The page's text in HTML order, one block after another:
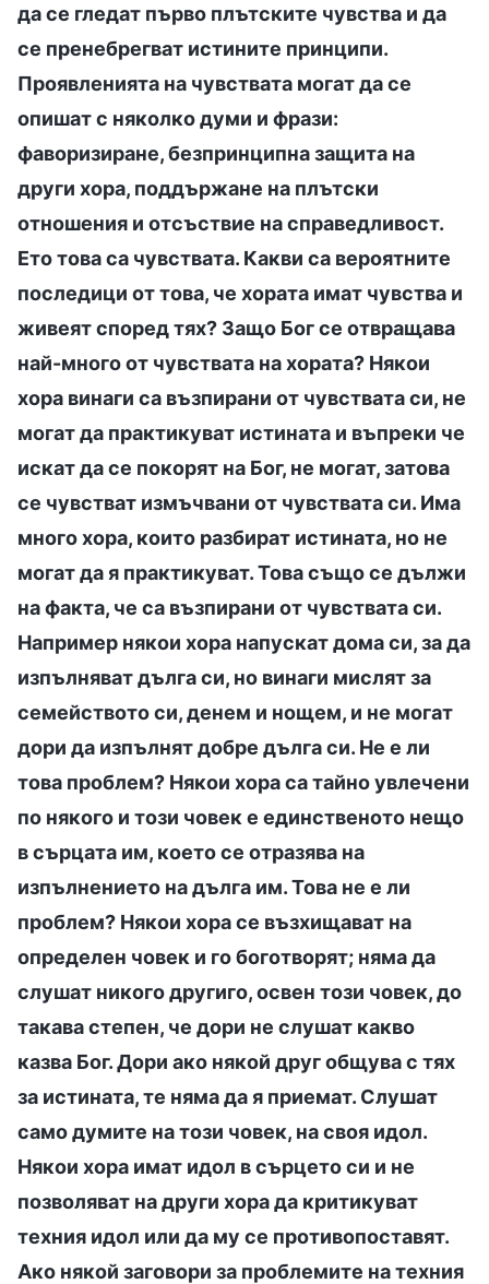
да се гледат първо плътските чувства и да
се пренебрегват истините принципи.
Проявленията на чувствата могат да се
опишат с няколко думи и фрази:
фаворизиране, безпринципна защита на
други хора, поддържане на плътски
отношения и отсъствие на справедливост.
Ето това са чувствата. Какви са вероятните
последици от това, че хората имат чувства и
живеят според тях? Защо Бог се отвращава
най-много от чувствата на хората? Някои
хора винаги са възпирани от чувствата си, не
могат да практикуват истината и въпреки че
искат да се покорят на Бог, не могат, затова
се чувстват измъчвани от чувствата си. Има
много хора, които разбират истината, но не
могат да я практикуват. Това също се дължи
на факта, че са възпирани от чувствата си.
Например някои хора напускат дома си, за да
изпълняват дълга си, но винаги мислят за
семейството си, денем и нощем, и не могат
дори да изпълнят добре дълга си. Не е ли
това проблем? Някои хора са тайно увлечени
по някого и този човек е единственото нещо
в сърцата им, което се отразява на
изпълнението на дълга им. Това не е ли
проблем? Някои хора се възхищават на
определен човек и го боготворят; няма да
слушат никого другиго, освен този човек, до
такава степен, че дори не слушат какво
казва Бог. Дори ако някой друг общува с тях
за истината, те няма да я приемат. Слушат
само думите на този човек, на своя идол.
Някои хора имат идол в сърцето си и не
позволяват на други хора да критикуват
техния идол или да му се противопоставят.
Ако някой заговори за проблемите на техния